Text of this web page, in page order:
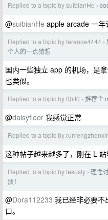
Replied to a topic by suibianHe ›
@suibianHe apple arcade 一年
Replied to a topic by terence4444 ›
个人的一点猜想
国内一些独立 app 的机场，是
也类似。
Replied to a topic by 0bit0 › 推荐个
@daisyfloor 我感觉正常
Replied to a topic by
这种帖子越来越多了，刚在 L 站
Replied to a topic by lesusly › 理性
痰！
@Dora112233 我已经非必要不
口。